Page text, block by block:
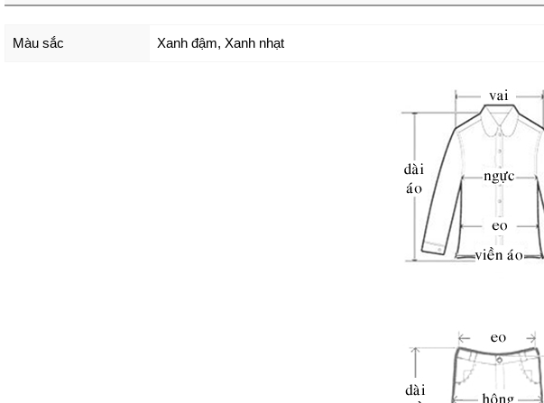
Màu sắc Xanh đậm, Xanh nhạt